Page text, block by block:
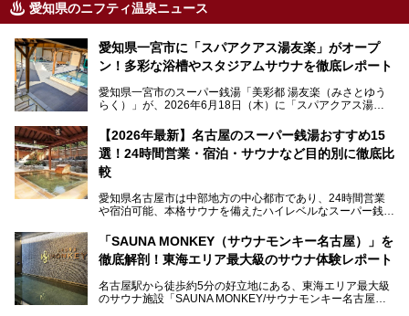
愛知県のニフティ温泉ニュース
愛知県一宮市に「スパアクアス湯友楽」がオープ
ン！多彩な浴槽やスタジアムサウナを徹底レポート
愛知県一宮市のスーパー銭湯「美彩都 湯友楽（みさとゆう
らく）」が、2026年6月18日（木）に「スパアクアス湯友
この地で30年にわたり愛され続けてきた施設だからこそ、
地元住民をはじめオープンを待ちわびている人も多いのでは
ないでしょうか。
老朽化した設備の補修を機に、2年前からじっくり構想を練
ってきたというだけあって、館内の充実度は想像以上。
以前の4倍に拡張したという露天エリアや10の浴槽、40人収
容の巨大なスタジアムサウナに、岩盤浴やリラクゼーション
までまるごと楽しめる施設に生まれ変わりました。
今回は、全面リニューアルして新しくなった「スパアクアス
【2026年最新】名古屋のスーパー銭湯おすすめ15
選！24時間営業・宿泊・サウナなど目的別に徹底比
較
愛知県名古屋市は中部地方の中心都市であり、24時間営業
や宿泊可能、本格サウナを備えたハイレベルなスーパー銭湯
そのため、「日々の仕事の疲れを心身ともにリセットした
い」「休日に時間を忘れて1日中ダラダラ過ごしたい」「コ
くある点が魅力です！
「SAUNA MONKEY（サウナモンキー名古屋）」を
徹底解剖！東海エリア最大級のサウナ体験レポート
名古屋駅から徒歩約5分の好立地にある、東海エリア最大級
のサウナ施設「SAUNA MONKEY/サウナモンキー名古屋」